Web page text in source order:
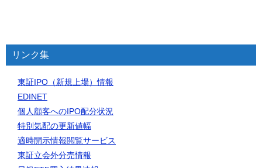
リンク集
東証IPO（新規上場）情報
EDINET
個人顧客へのIPO配分状況
特別気配の更新値幅
適時開示情報閲覧サービス
東証立会外分売情報